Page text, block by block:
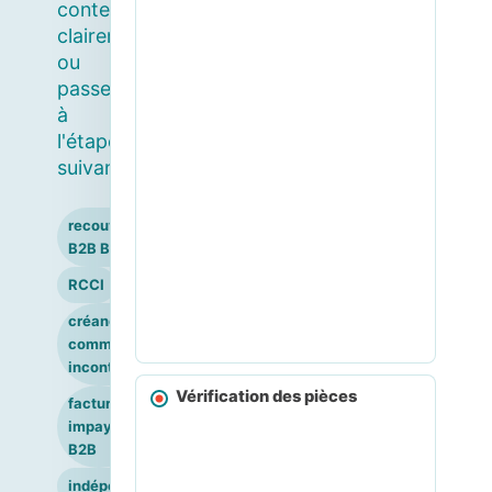
contester
clairement
ou
passer
à
l'étape
suivante.
recouvrement
B2B Belgique
RCCI
créance
commerciale
incontestée
facture
impayée
B2B
indépendants
Vérification des pièces